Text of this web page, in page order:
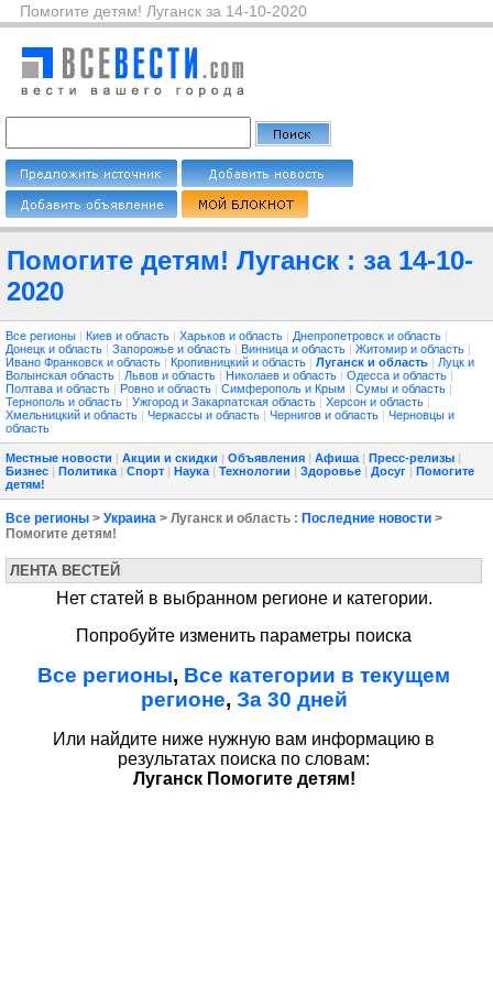
Помогите детям! Луганск за 14-10-2020
Помогите детям! Луганск : за 14-10-
2020
Все регионы | Киев и область | Харьков и область | Днепропетровск и область |
Донецк и область | Запорожье и область | Винница и область | Житомир и область |
Ивано Франковск и область | Кропивницкий и область | Луганск и область | Луцк и
Волынская область | Львов и область | Николаев и область | Одесса и область |
Полтава и область | Ровно и область | Симферополь и Крым | Сумы и область |
Тернополь и область | Ужгород и Закарпатская область | Херсон и область |
Хмельницкий и область | Черкассы и область | Чернигов и область | Черновцы и
область
Местные новости | Акции и скидки | Объявления | Афиша | Пресс-релизы |
Бизнес | Политика | Спорт | Наука | Технологии | Здоровье | Досуг | Помогите
детям!
Все регионы > Украина > Луганск и область : Последние новости >
Помогите детям!
ЛЕНТА ВЕСТЕЙ
Нет статей в выбранном регионе и категории.
Попробуйте изменить параметры поиска
Все регионы, Все категории в текущем
регионе, За 30 дней
Или найдите ниже нужную вам информацию в
результатах поиска по словам:
Луганск Помогите детям!